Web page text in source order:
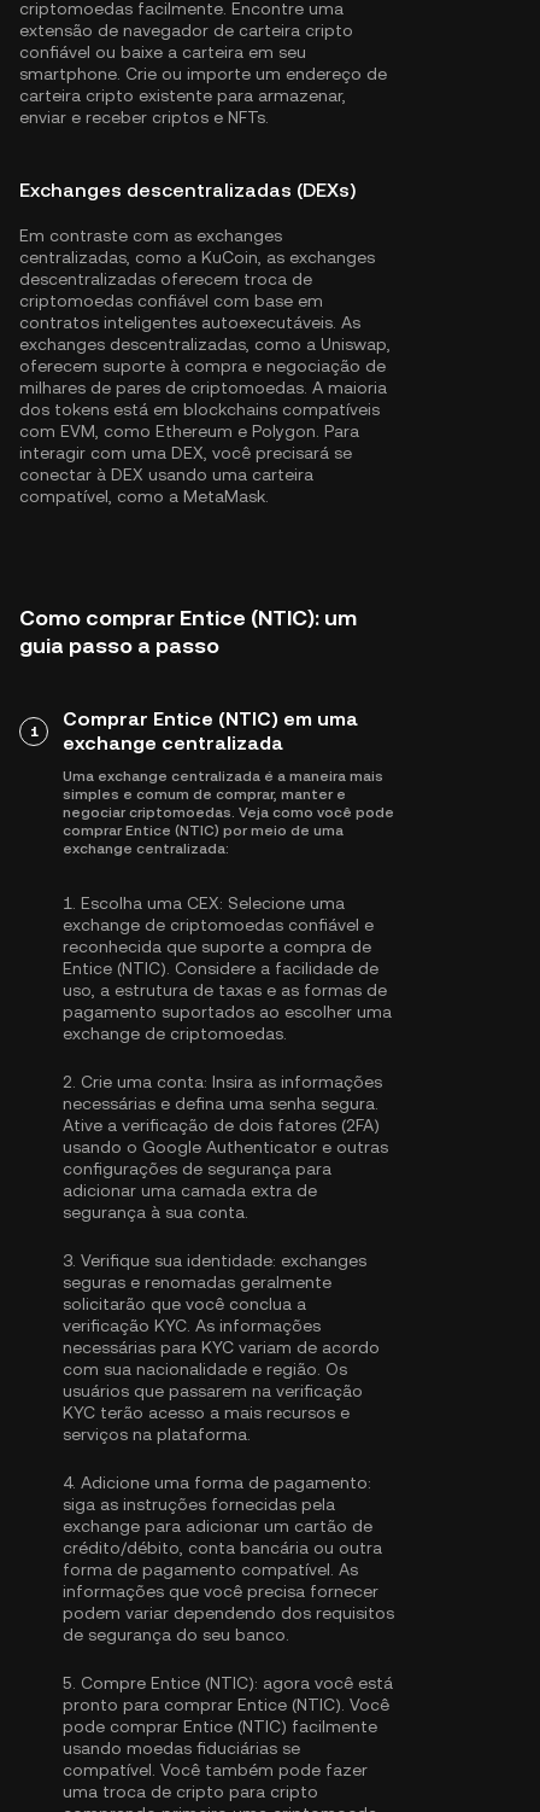
criptomoedas facilmente. Encontre uma
extensão de navegador de carteira cripto
confiável ou baixe a carteira em seu
smartphone. Crie ou importe um endereço de
carteira cripto existente para armazenar,
enviar e receber criptos e NFTs.
Exchanges descentralizadas (DEXs)
Em contraste com as exchanges
centralizadas, como a KuCoin, as exchanges
descentralizadas oferecem troca de
criptomoedas confiável com base em
contratos inteligentes autoexecutáveis. As
exchanges descentralizadas, como a Uniswap,
oferecem suporte à compra e negociação de
milhares de pares de criptomoedas. A maioria
dos tokens está em blockchains compatíveis
com EVM, como Ethereum e Polygon . Para
interagir com uma DEX, você precisará se
conectar à DEX usando uma carteira
compatível, como a MetaMask.
Como comprar Entice (NTIC): um
guia passo a passo
1
Comprar Entice (NTIC) em uma
exchange centralizada
Uma exchange centralizada é a maneira mais
simples e comum de comprar, manter e
negociar criptomoedas. Veja como você pode
comprar Entice (NTIC) por meio de uma
exchange centralizada:
1. Escolha uma CEX: Selecione uma
exchange de criptomoedas confiável e
reconhecida que suporte a compra de
Entice (NTIC). Considere a facilidade de
uso, a estrutura de taxas e as formas de
pagamento suportados ao escolher uma
exchange de criptomoedas.
2. Crie uma conta: Insira as informações
necessárias e defina uma senha segura.
Ative a verificação de dois fatores (2FA)
usando o Google Authenticator e outras
configurações de segurança para
adicionar uma camada extra de
segurança à sua conta.
3. Verifique sua identidade: exchanges
seguras e renomadas geralmente
solicitarão que você conclua a
verificação KYC . As informações
necessárias para KYC variam de acordo
com sua nacionalidade e região. Os
usuários que passarem na verificação
KYC terão acesso a mais recursos e
serviços na plataforma.
4. Adicione uma forma de pagamento:
siga as instruções fornecidas pela
exchange para adicionar um cartão de
crédito/débito, conta bancária ou outra
forma de pagamento compatível. As
informações que você precisa fornecer
podem variar dependendo dos requisitos
de segurança do seu banco.
5. Compre Entice (NTIC): agora você está
pronto para comprar Entice (NTIC). Você
pode comprar Entice (NTIC) facilmente
usando moedas fiduciárias se
compatível. Você também pode fazer
uma troca de cripto para cripto